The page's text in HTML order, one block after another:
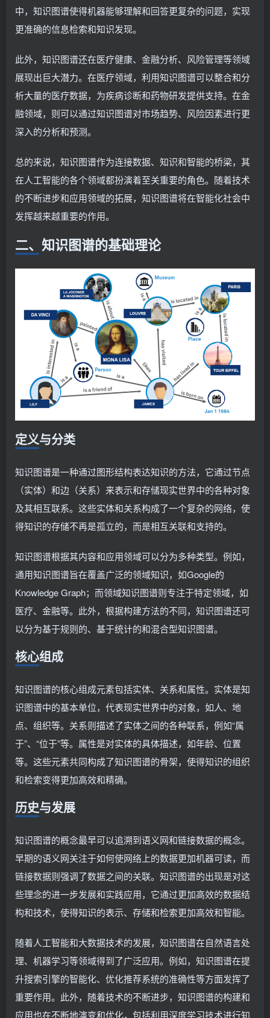
中，知识图谱使得机器能够理解和回答更复杂的问题，实现
更准确的信息检索和知识发现。
此外，知识图谱还在医疗健康、金融分析、风险管理等领域
展现出巨大潜力。在医疗领域，利用知识图谱可以整合和分
析大量的医疗数据，为疾病诊断和药物研发提供支持。在金
融领域，则可以通过知识图谱对市场趋势、风险因素进行更
深入的分析和预测。
总的来说，知识图谱作为连接数据、知识和智能的桥梁，其
在人工智能的各个领域都扮演着至关重要的角色。随着技术
的不断进步和应用领域的拓展，知识图谱将在智能化社会中
发挥越来越重要的作用。
二、知识图谱的基础理论
定义与分类
知识图谱是一种通过图形结构表达知识的方法，它通过节点
（实体）和边（关系）来表示和存储现实世界中的各种对象
及其相互联系。这些实体和关系构成了一个复杂的网络，使
得知识的存储不再是孤立的，而是相互关联和支持的。
知识图谱根据其内容和应用领域可以分为多种类型。例如，
通用知识图谱旨在覆盖广泛的领域知识，如Google的
Knowledge Graph；而领域知识图谱则专注于特定领域，如
医疗、金融等。此外，根据构建方法的不同，知识图谱还可
以分为基于规则的、基于统计的和混合型知识图谱。
核心组成
知识图谱的核心组成元素包括实体、关系和属性。实体是知
识图谱中的基本单位，代表现实世界中的对象，如人、地
点、组织等。关系则描述了实体之间的各种联系，例如“属
于”、“位于”等。属性是对实体的具体描述，如年龄、位置
等。这些元素共同构成了知识图谱的骨架，使得知识的组织
和检索变得更加高效和精确。
历史与发展
知识图谱的概念最早可以追溯到语义网和链接数据的概念。
早期的语义网关注于如何使网络上的数据更加机器可读，而
链接数据则强调了数据之间的关联。知识图谱的出现是对这
些理念的进一步发展和实践应用，它通过更加高效的数据结
构和技术，使得知识的表示、存储和检索更加高效和智能。
随着人工智能和大数据技术的发展，知识图谱在自然语言处
理、机器学习等领域得到了广泛应用。例如，知识图谱在提
升搜索引擎的智能化、优化推荐系统的准确性等方面发挥了
重要作用。此外，随着技术的不断进步，知识图谱的构建和
应用也在不断地演变和优化，包括利用深度学习技术进行知